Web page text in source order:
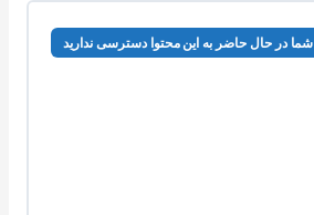
شما در حال حاضر به این محتوا دسترسی ندارید